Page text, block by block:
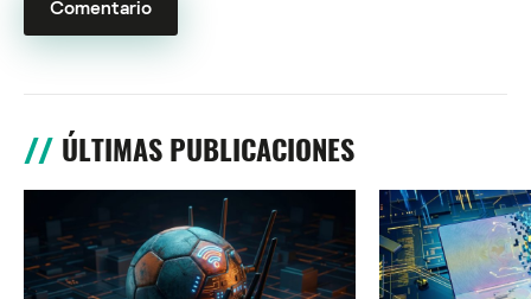
ÚLTIMAS PUBLICACIONES